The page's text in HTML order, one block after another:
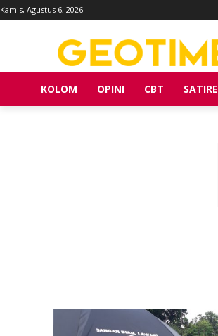
Kamis, Agustus 6, 2026
KOLOM OPINI CBT SATIRE